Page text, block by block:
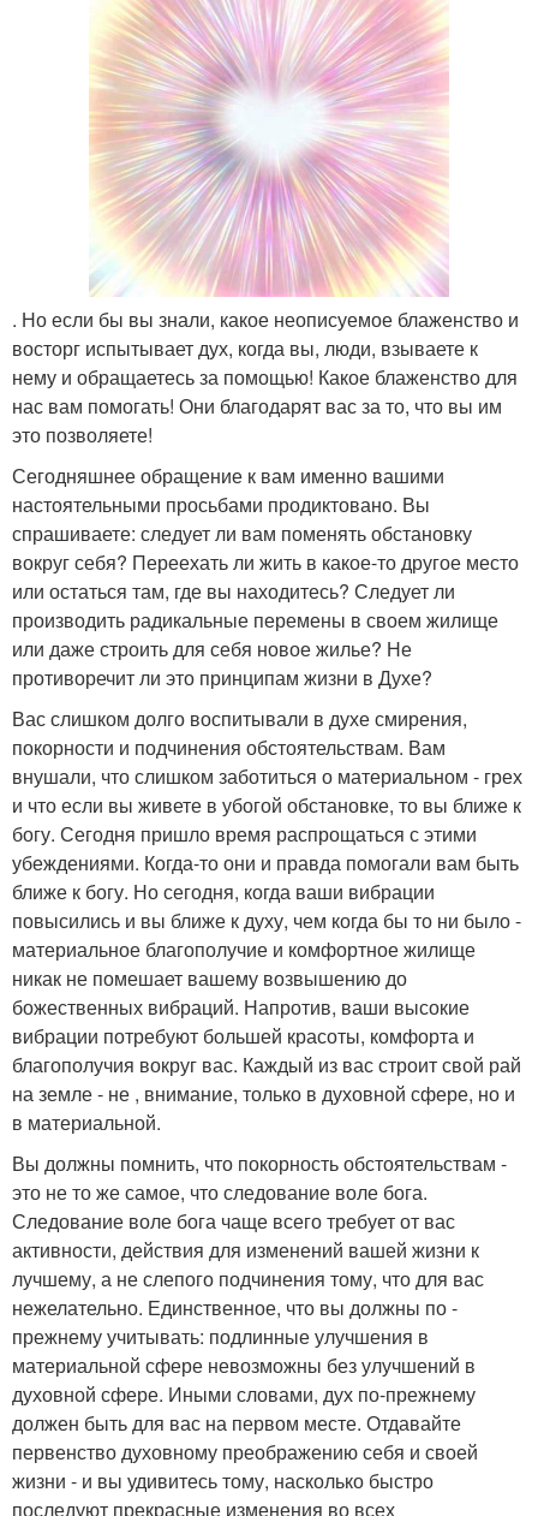
. Но если бы вы знали, какое неописуемое блаженство и
восторг испытывает дух, когда вы, люди, взываете к
нему и обращаетесь за помощью! Какое блаженство для
нас вам помогать! Они благодарят вас за то, что вы им
это позволяете!
Сегодняшнее обращение к вам именно вашими
настоятельными просьбами продиктовано. Вы
спрашиваете: следует ли вам поменять обстановку
вокруг себя? Переехать ли жить в какое-то другое место
или остаться там, где вы находитесь? Следует ли
производить радикальные перемены в своем жилище
или даже строить для себя новое жилье? Не
противоречит ли это принципам жизни в Духе?
Вас слишком долго воспитывали в духе смирения,
покорности и подчинения обстоятельствам. Вам
внушали, что слишком заботиться о материальном - грех
и что если вы живете в убогой обстановке, то вы ближе к
богу. Сегодня пришло время распрощаться с этими
убеждениями. Когда-то они и правда помогали вам быть
ближе к богу. Но сегодня, когда ваши вибрации
повысились и вы ближе к духу, чем когда бы то ни было -
материальное благополучие и комфортное жилище
никак не помешает вашему возвышению до
божественных вибраций. Напротив, ваши высокие
вибрации потребуют большей красоты, комфорта и
благополучия вокруг вас. Каждый из вас строит свой рай
на земле - не , внимание, только в духовной сфере, но и
в материальной.
Вы должны помнить, что покорность обстоятельствам -
это не то же самое, что следование воле бога.
Следование воле бога чаще всего требует от вас
активности, действия для изменений вашей жизни к
лучшему, а не слепого подчинения тому, что для вас
нежелательно. Единственное, что вы должны по -
прежнему учитывать: подлинные улучшения в
материальной сфере невозможны без улучшений в
духовной сфере. Иными словами, дух по-прежнему
должен быть для вас на первом месте. Отдавайте
первенство духовному преображению себя и своей
жизни - и вы удивитесь тому, насколько быстро
последуют прекрасные изменения во всех